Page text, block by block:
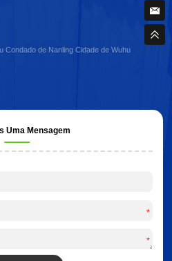
Condado de Nanling Cidade de Wuhu
Uma Mensagem
*
*